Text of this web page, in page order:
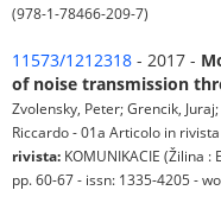
(978-1-78466-209-7)
11573/1212318 - 2017 -
of noise transmission
Zvolensky, Peter; Grencik,
Riccardo - 01a Articolo in rivista
rivista: KOMUNIKACIE (Žilina
pp. 60-67 - issn: 1335-4205 -